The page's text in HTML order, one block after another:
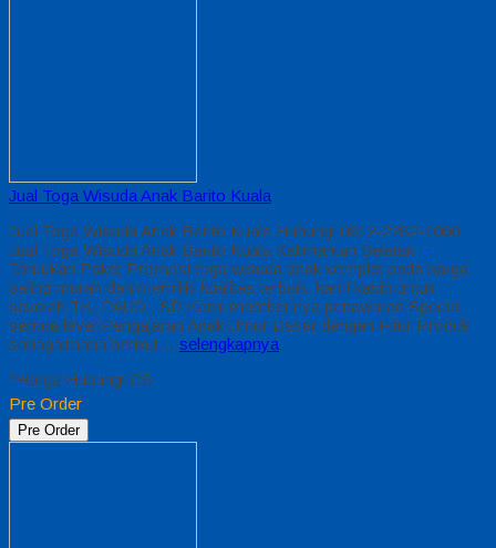
Jual Toga Wisuda Anak Barito Kuala
Jual Toga Wisuda Anak Barito Kuala Hubungi 0812-2282-1060
Jual Toga Wisuda Anak Barito Kuala Kalimantan Selatan –
Temukan Paket Promosi toga wisuda anak komplet pada harga
paling murah dan memiliki kualitas terbaik, kami kasih untuk
sekolah TK, PAUD , SD Kami memberinya penawaran Special
semua level Pengajaran Anak Umur Dasar dengan Fitur Produk
sebagaimana berikut… selengkapnya
*Harga Hubungi CS
Pre Order
Pre Order